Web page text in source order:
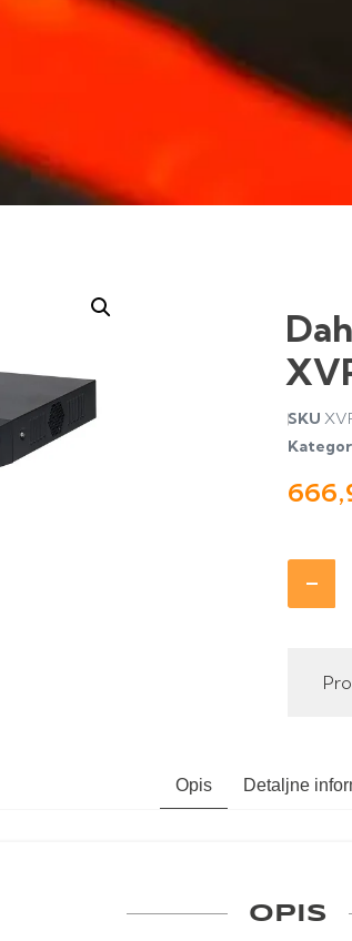
SKU
Opis Detaljne
OPIS